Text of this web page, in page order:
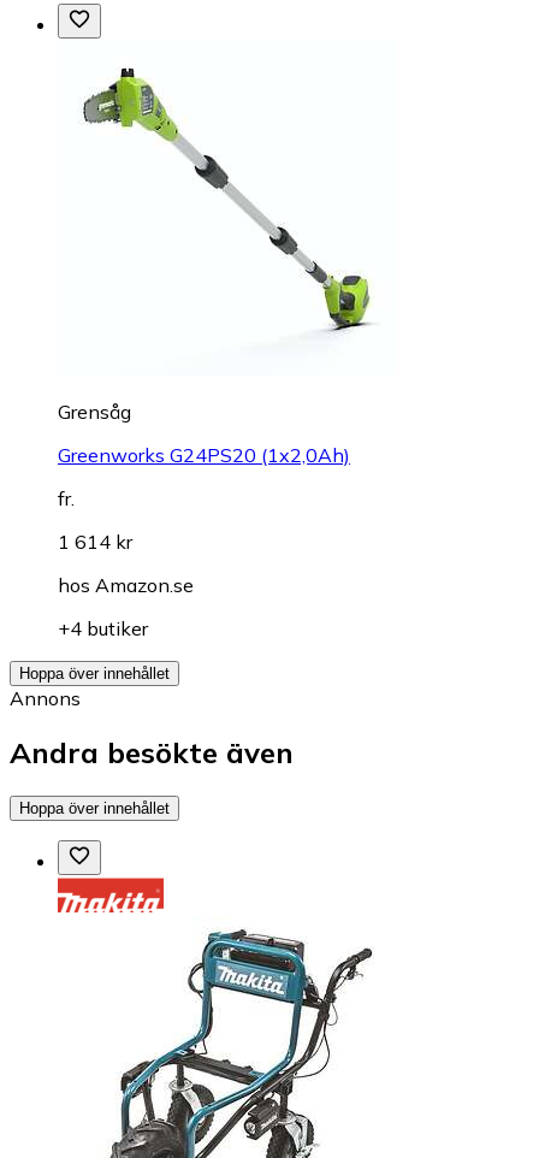
Grensåg
Greenworks G24PS20 (1x2,0Ah)
fr.
1 614 kr
hos Amazon.se
+4 butiker
Hoppa över innehållet
Annons
Andra besökte även
Hoppa över innehållet